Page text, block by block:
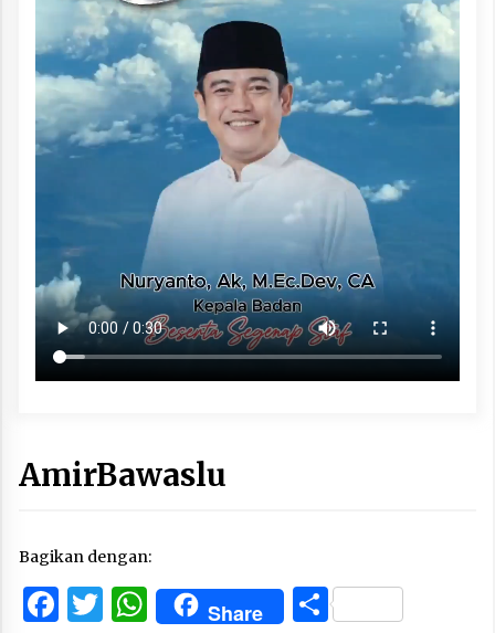
AmirBawaslu
Bagikan dengan:
Facebook
Twitter
WhatsApp
Share Share